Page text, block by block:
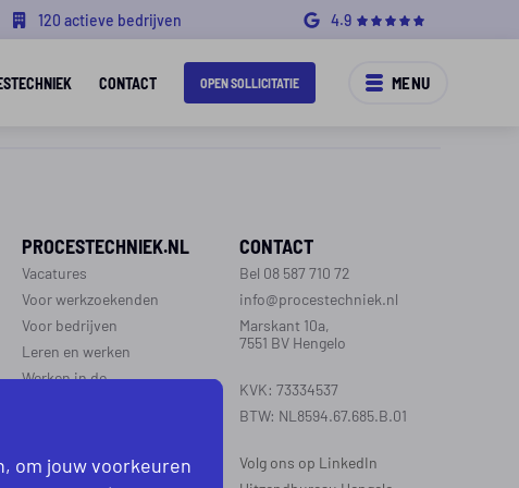
120 actieve bedrijven 4.9
CONTACT OPEN SOLLICITATIE MENU
PROCESTECHNIEK.NL
Vacatures
Voor werkzoekenden
Voor bedrijven
Leren en werken
Werken in de
Jaarinformatie
CONTACT
Bel 08 587 710 72
info@procestechniek.nl
Marskant 10a,
7551 BV Hengelo
KVK: 73334537
BTW: NL8594.67.685.B.01
Volg ons op LinkedIn
om jouw voorkeuren